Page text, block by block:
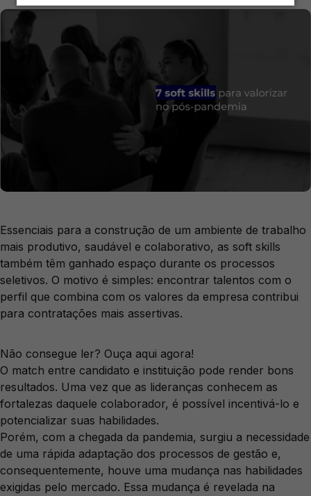
Essenciais para a construção de um ambiente de trabalho
mais produtivo, saudável e colaborativo, as soft skills
também têm ganhado espaço durante os processos
seletivos. O motivo é simples: encontrar talentos com o
perfil que combina com os valores da empresa contribui
para contratações mais assertivas.
Não consegue ler? Ouça aqui agora!
O match entre candidato e instituição pode render bons
resultados. Uma vez que as lideranças conhecem as
fortalezas daquele colaborador, é possível incentivá-lo e
potencializar suas habilidades.
Porém, com a chegada da pandemia, surgiu a necessidade
de uma rápida adaptação dos processos de gestão e,
consequentemente, houve uma mudança nas habilidades
exigidas pelo mercado. Essa mudança é revelada na